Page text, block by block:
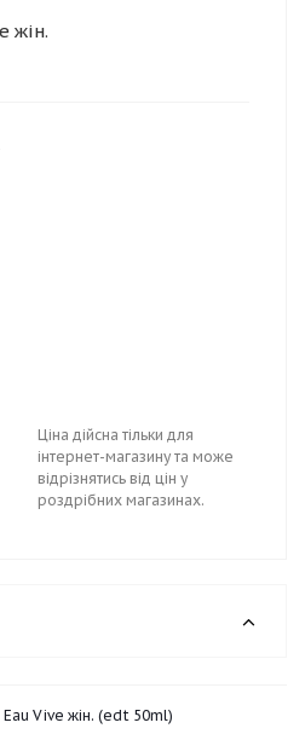
жін.
Ціна дійсна тільки для
інтернет-магазину та може
відрізнятись від цін у
роздрібних магазинах.
Vive жін. (edt 50ml)